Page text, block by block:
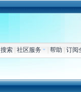
搜索| 社区服务 帮助 订阅